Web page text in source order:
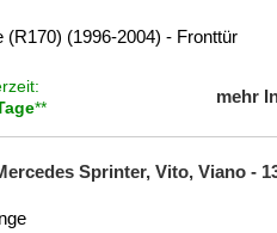
(1996-2004) - Fronttür
**
mehr
Sprinter, Vito, Viano -